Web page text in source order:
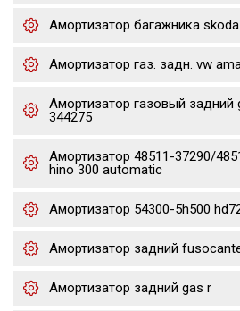
Амортизатор багажника
Амортизатор газ. задн. vw
Амортизатор газовый задний
344275
Амортизатор 48511-37290/
hino 300 automatic
Амортизатор 54300-5h500
Амортизатор задний
Амортизатор задний gas r